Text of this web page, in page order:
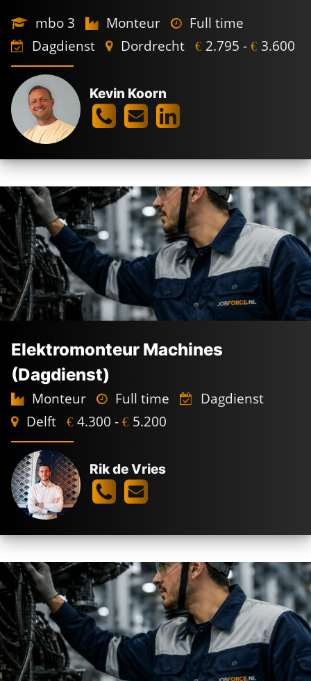
mbo 3 Monteur
Full time
Dagdienst
Dordrecht € 2.795 - € 3.600
Kevin Koorn
Elektromonteur Machines
(Dagdienst)
Monteur Full time
Dagdienst
Delft
€ 4.300 - € 5.200
Rik de Vries